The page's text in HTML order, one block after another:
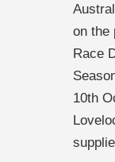
on the
Race
10th